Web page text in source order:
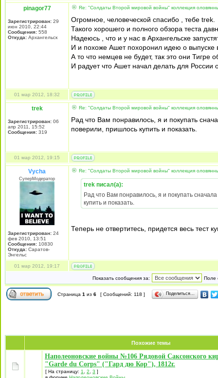
pinagor77
Зарегистрирован: 29
июн 2010, 22:44
Сообщения: 558
Откуда: Архангельск
Re: "Солдаты Второй мировой войны" коллекция
Огромное, человеческой спасибо , тебе trek.
Такого хорошего и полного обзора теста
Надеюсь , что и у нас в Архангельске
И и похоже Ашет похоронил идею о выпуске
А то что немцев не будет, так это они Тигре
И радует что Ашет начал делать для России
01 мар 2012, 18:32
trek
Зарегистрирован: 06
апр 2011, 15:52
Сообщения: 319
Re: "Солдаты Второй мировой войны" коллекция
Рад что Вам понравилось, я и покупать
поверили, пришлось купить и показать.
01 мар 2012, 19:15
Vycha
СуперМодератор
Зарегистрирован: 24
фев 2010, 13:51
Сообщения: 10830
Откуда: Саратов-
Энгельс
Re: "Солдаты Второй мировой войны" коллекция
trek писал(а):
Рад что Вам понравилось, я и покупать
купить и показать.
Теперь не отвертитесь, придется весь тест
01 мар 2012, 19:17
Показать сообщения за: Поле
Страница 1 из 6 [ Сообщений: 118 ] Поделиться…
Похожие темы
Наполеоновские войны №106 Рядовой Саксонского
"Garde du Corps" ("Гард дю Кор"), 1812г.
[ На страницу: 1 2 3 ]